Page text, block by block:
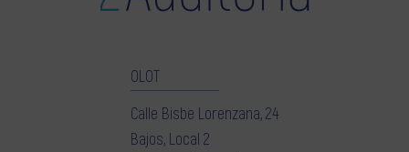
OLOT
Calle Bisbe Lorenzana, 24
Bajos, Local 2